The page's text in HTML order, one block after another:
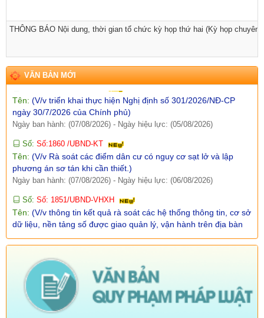
THÔNG BÁO Nội dung, thời gian tổ chức kỳ họp thứ hai (Kỳ họp chuyên
VĂN BẢN MỚI
Tên:(BÁO CÁO Kết quả rà soát, đề xuất điều chỉnh dự toán
kinh phí thực hiện các dự án, nhiệm vụ khoa học, công nghệ,
Ngày ban hành: (07/08/2026) -Ngày hiệu lực: (05/08/2026)
Số:Số: 1858/UBND-VP
(V/v triển khai thực hiện Nghị định số 301/2026/NĐ-CP
ngày 30/7/2026 của Chính phủ)
Ngày ban hành: (07/08/2026) -Ngày hiệu lực: (05/08/2026)
Tên:(V/v Rà soát các điểm dân cư có nguy cơ sạt lở và lập
phương án sơ tán khi cần thiết.)
Ngày ban hành: (07/08/2026) -Ngày hiệu lực: (06/08/2026)
Tên:(V/v thông tin kết quả rà soát các hệ thống thông tin, cơ sở
dữ liệu, nền tảng số được giao quản lý, vận hành trên địa bàn
xã Sì Lở Lầu)
Ngày ban hành: (06/08/2026) -Ngày hiệu lực: (05/08/2026)
Số: 511/QĐ-BBT
Tên:(QUYẾT ĐỊNH Về việc ban hành Quy chế tổ chức và hoạt
động của Trang thông tin điện tử xã Sì Lở Lầu)
Ngày ban hành: (06/08/2026) -Ngày hiệu lực: (05/08/2026)
Số:1844 /KH-UBND